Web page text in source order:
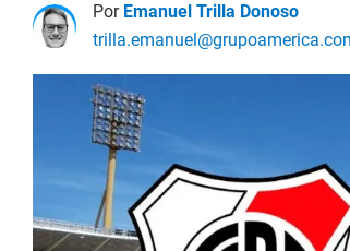
Por Emanuel Trilla Donoso